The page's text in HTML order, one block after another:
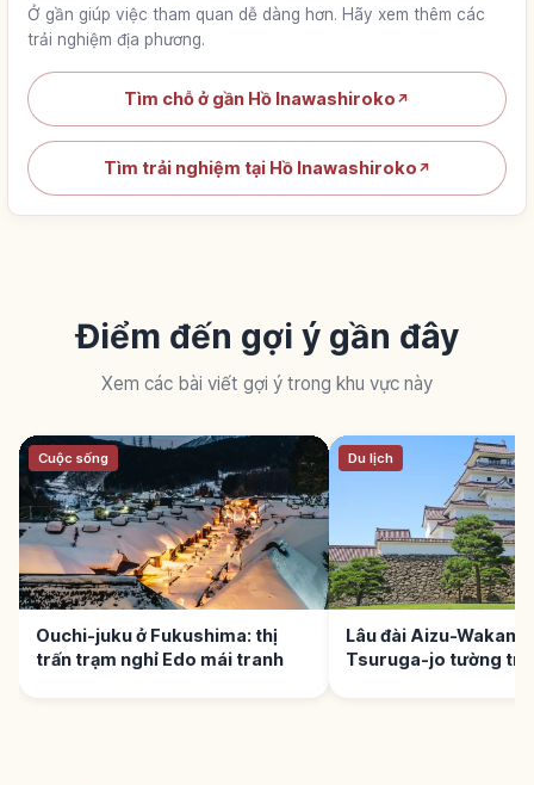
Ở gần giúp việc tham quan dễ dàng hơn. Hãy xem thêm các
trải nghiệm địa phương.
Tìm chỗ ở gần Hồ Inawashiroko ↗
Tìm trải nghiệm tại Hồ Inawashiroko ↗
Điểm đến gợi ý gần đây
Xem các bài viết gợi ý trong khu vực này
Cuộc sống
Ouchi-juku ở Fukushima: thị
trấn trạm nghỉ Edo mái tranh
Du lịch
Lâu đài Aizu-
Tsuruga-jo tường